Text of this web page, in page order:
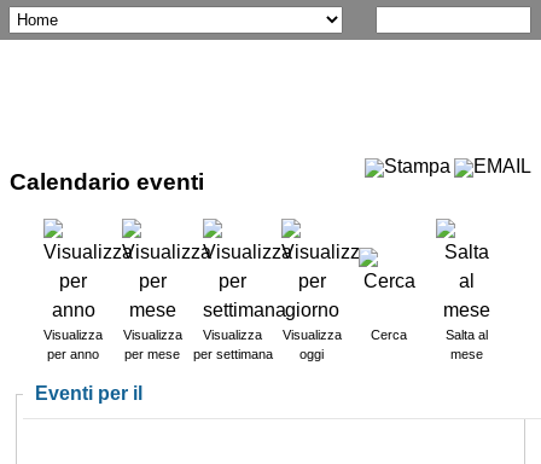
Calendario eventi
Visualizza
per anno
Visualizza
per mese
Visualizza
per settimana
Visualizza
oggi
Cerca
Salta al
mese
Eventi per il